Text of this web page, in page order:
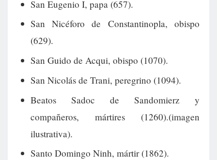
San Eugenio I, papa (657).
San Nicéforo de Constantinopla, obispo
(629).
San Guido de Acqui, obispo (1070).
San Nicolás de Trani, peregrino (1094).
Beatos Sadoc de Sandomierz y
compañeros, mártires (1260).(imagen
ilustrativa).
Santo Domingo Ninh, mártir (1862).